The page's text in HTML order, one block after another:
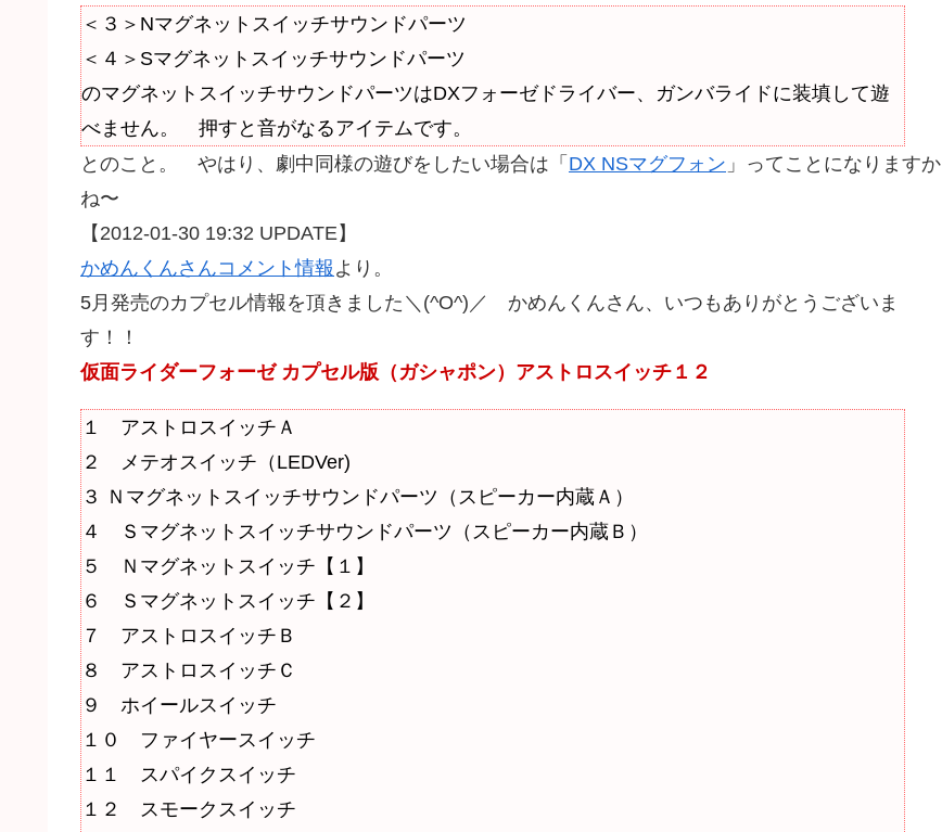
＜３＞Nマグネットスイッチサウンドパーツ
＜４＞Sマグネットスイッチサウンドパーツ
のマグネットスイッチサウンドパーツはDXフォーゼドライバー、ガンバライドに装填して遊
べません。 押すと音がなるアイテムです。
とのこと。 やはり、劇中同様の遊びをしたい場合は「 DX NSマグフォン 」ってことになりますか
ね〜
【2012-01-30 19:32 UPDATE】
かめんくんさんコメント情報 より。
5月発売のカプセル情報を頂きました＼(^O^)／ かめんくんさん、いつもありがとうございま
す！！
仮面ライダーフォーゼ カプセル版（ガシャポン）アストロスイッチ１２
１ アストロスイッチＡ
２ メテオスイッチ（LEDVer)
３ Ｎマグネットスイッチサウンドパーツ（スピーカー内蔵Ａ）
４ Ｓマグネットスイッチサウンドパーツ（スピーカー内蔵Ｂ）
５ Ｎマグネットスイッチ【１】
６ Ｓマグネットスイッチ【２】
７ アストロスイッチＢ
８ アストロスイッチＣ
９ ホイールスイッチ
１０ ファイヤースイッチ
１１ スパイクスイッチ
１２ スモークスイッチ